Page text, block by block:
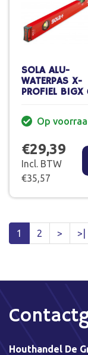
SOLA ALU-
WATERPAS X-
PROFIEL
Op
€29,39
Incl. BTW
€35,57
1 2 >
>|
Houthandel De